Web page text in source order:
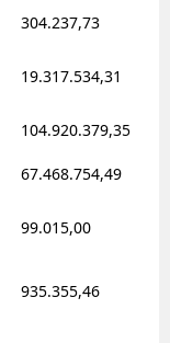
304.237,73
19.317.534,31
104.920.379,35
67.468.754,49
99.015,00
935.355,46